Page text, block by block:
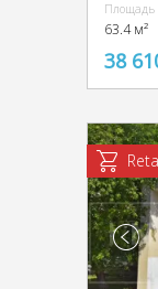
Площадь
63.4 м²
38